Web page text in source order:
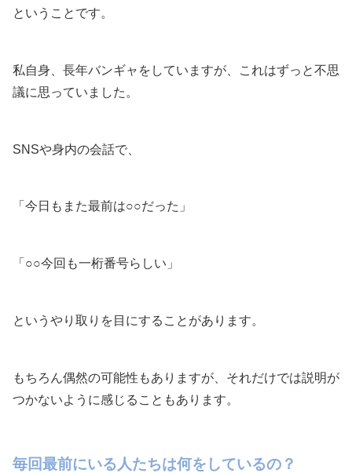
ということです。
私自身、長年バンギャをしていますが、これはずっと不思
議に思っていました。
SNSや身内の会話で、
「今日もまた最前は○○だった」
「○○今回も一桁番号らしい」
というやり取りを目にすることがあります。
もちろん偶然の可能性もありますが、それだけでは説明が
つかないように感じることもあります。
毎回最前にいる人たちは何をしているの？